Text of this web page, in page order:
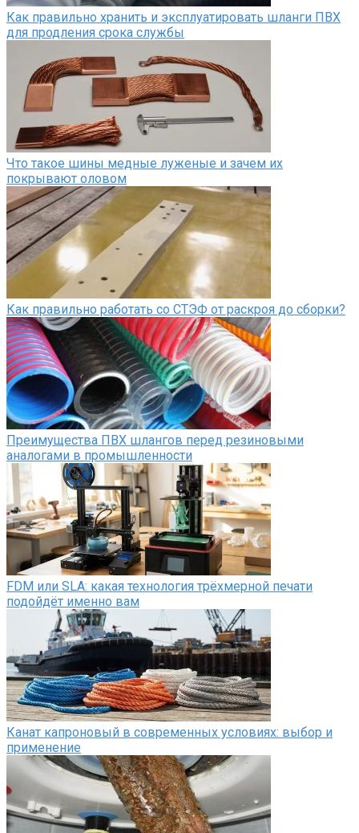
Как правильно хранить и эксплуатировать шланги ПВХ
для продления срока службы
Что такое шины медные луженые и зачем их
покрывают оловом
Как правильно работать со СТЭФ от раскроя до сборки?
Преимущества ПВХ шлангов перед резиновыми
аналогами в промышленности
FDM или SLA: какая технология трёхмерной печати
подойдёт именно вам
Канат капроновый в современных условиях: выбор и
применение